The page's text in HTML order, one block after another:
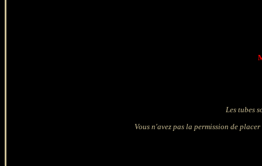
Les tubes
Vous n'avez pas la permission de